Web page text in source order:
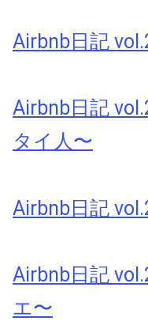
Airbnb日記
Airbnb日記
タイ人〜
Airbnb日記
Airbnb日記
エ〜